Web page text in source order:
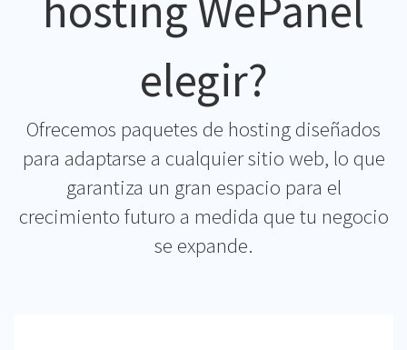
elegir?
Ofrecemos paquetes de hosting diseñados
para adaptarse a cualquier sitio web, lo que
garantiza un gran espacio para el
crecimiento futuro a medida que tu negocio
se expande.